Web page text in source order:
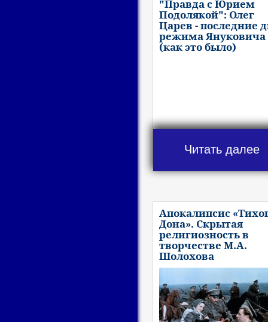
"Правда с Юрием
Подолякой": Олег
Царев - последние
режима Януковича
(как это было)
Читать далее
Апокалипсис
Дона». Скрытая
религиозность в
творчестве М.А.
Шолохова